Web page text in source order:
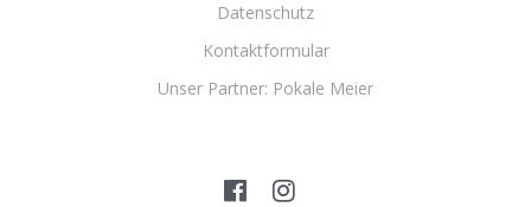
Datenschutz
Kontaktformular
Unser Partner: Pokale Meier